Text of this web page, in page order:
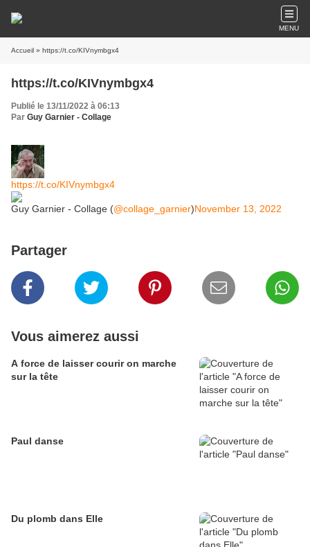
MENU
Accueil » https://t.co/KIVnymbgx4
https://t.co/KIVnymbgx4
Publié le 13/11/2022 à 06:13
Par Guy Garnier - Collage
https://t.co/KIVnymbgx4
Guy Garnier - Collage (@collage_garnier)November 13, 2022
Partager
Vous aimerez aussi
A force de laisser courir on marche
sur la tête
Paul danse
Du plomb dans Elle